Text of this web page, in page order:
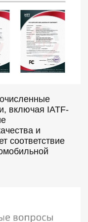
включая IATF-
и
соответствие